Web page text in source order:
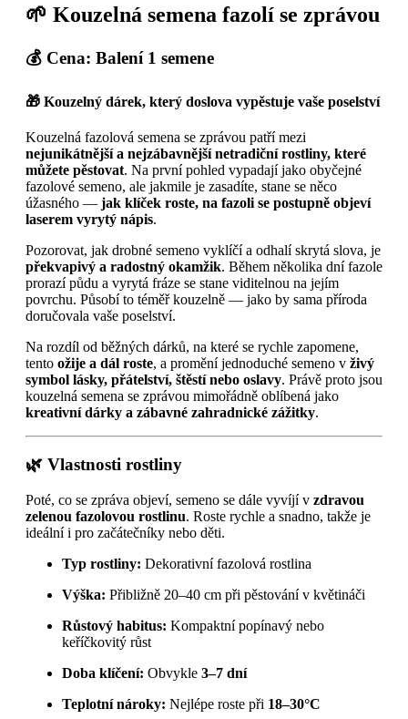
🌱 Kouzelná semena fazolí se zprávou
💰 Cena: Balení 1 semene
🎁 Kouzelný dárek, který doslova vypěstuje vaše poselství
Kouzelná fazolová semena se zprávou patří mezi
nejunikátnější a nejzábavnější netradiční rostliny, které
můžete pěstovat. Na první pohled vypadají jako obyčejné
fazolové semeno, ale jakmile je zasadíte, stane se něco
úžasného — jak klíček roste, na fazoli se postupně objeví
laserem vyrytý nápis.
Pozorovat, jak drobné semeno vyklíčí a odhalí skrytá slova, je
překvapivý a radostný okamžik. Během několika dní fazole
prorazí půdu a vyrytá fráze se stane viditelnou na jejím
povrchu. Působí to téměř kouzelně — jako by sama příroda
doručovala vaše poselství.
Na rozdíl od běžných dárků, na které se rychle zapomene,
tento ožije a dál roste, a promění jednoduché semeno v živý
symbol lásky, přátelství, štěstí nebo oslavy. Právě proto jsou
kouzelná semena se zprávou mimořádně oblíbená jako
kreativní dárky a zábavné zahradnické zážitky.
🌿 Vlastnosti rostliny
Poté, co se zpráva objeví, semeno se dále vyvíjí v zdravou
zelenou fazolovou rostlinu. Roste rychle a snadno, takže je
ideální i pro začátečníky nebo děti.
Typ rostliny: Dekorativní fazolová rostlina
Výška: Přibližně 20–40 cm při pěstování v květináči
Růstový habitus: Kompaktní popínavý nebo
keříčkovitý růst
Doba klíčení: Obvykle 3–7 dní
Teplotní nároky: Nejlépe roste při 18–30°C